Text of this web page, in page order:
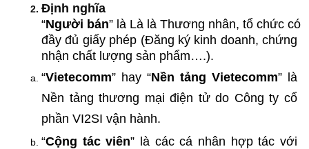
Định nghĩa
“Người bán” là Là là Thương nhân, tổ chức có
đầy đủ giấy phép (Đăng ký kinh doanh, chứng
nhận chất lượng sản phẩm….).
“Vietecomm” hay “Nền tảng Vietecomm” là
Nền tảng thương mại điện tử do Công ty cổ
phần VI2SI vận hành.
“Cộng tác viên” là các cá nhân hợp tác với